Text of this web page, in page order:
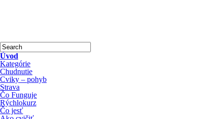
Úvod
Kategórie
Chudnutie
Cviky – pohyb
Strava
Čo Funguje
Rýchlokurz
Čo jesť